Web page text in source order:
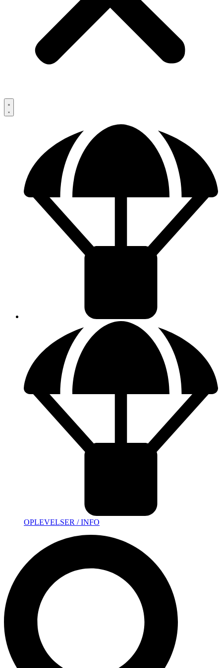
OPLEVELSER / INFO